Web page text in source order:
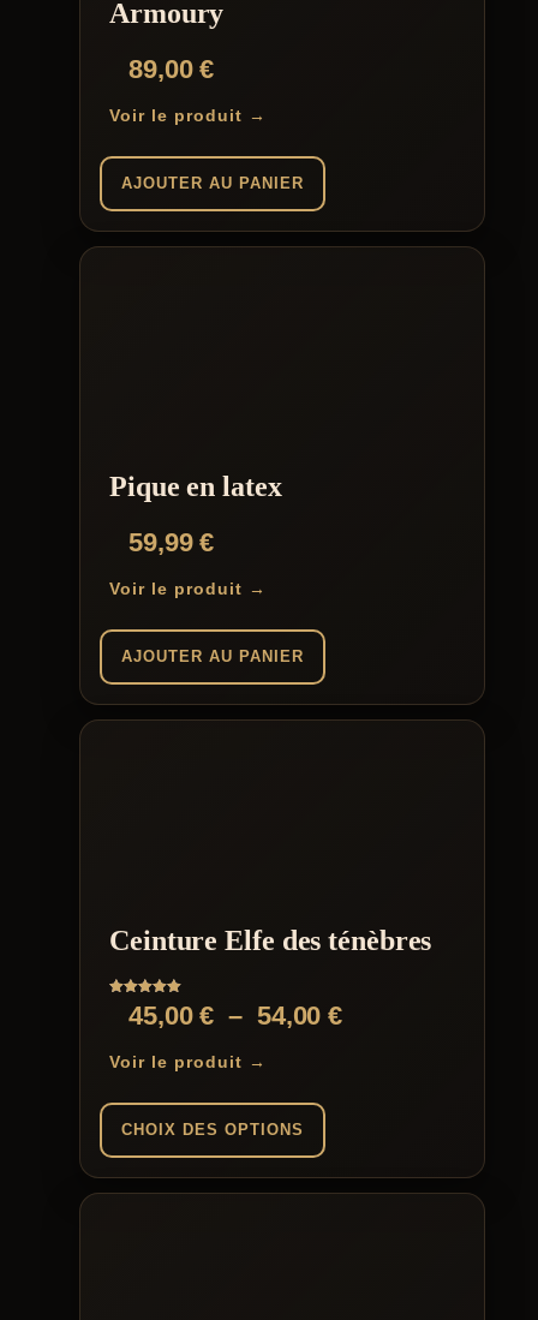
pageArmoury
89,00€
Voir le produit →
AJOUTER AU PANIER
Pique en latex
59,99€
Voir le produit →
AJOUTER AU PANIER
Ceinture Elfe des ténèbres
Note
5.0045,00€ – 54,00€Plage
54,00 €
Voir le produit →
CHOIX DES OPTIONS
produit